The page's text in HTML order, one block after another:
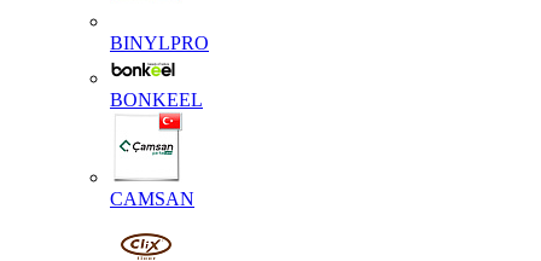
BINYLPRO
BONKEEL
CAMSAN